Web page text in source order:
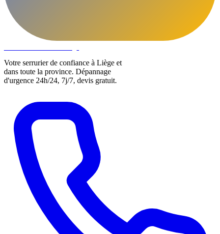
Votre serrurier de confiance à Liège et
dans toute la province. Dépannage
d'urgence 24h/24, 7j/7, devis gratuit.